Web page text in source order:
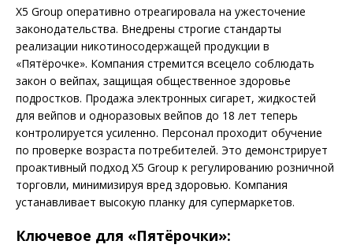
X5 Group оперативно отреагировала на ужесточение
законодательства. Внедрены строгие стандарты
реализации никотиносодержащей продукции в
«Пятёрочке». Компания стремится всецело соблюдать
закон о вейпах, защищая общественное здоровье
подростков. Продажа электронных сигарет, жидкостей
для вейпов и одноразовых вейпов до 18 лет теперь
контролируется усиленно. Персонал проходит обучение
по проверке возраста потребителей. Это демонстрирует
проактивный подход X5 Group к регулированию розничной
торговли, минимизируя вред здоровью. Компания
устанавливает высокую планку для супермаркетов.
Ключевое для «Пятёрочки»: